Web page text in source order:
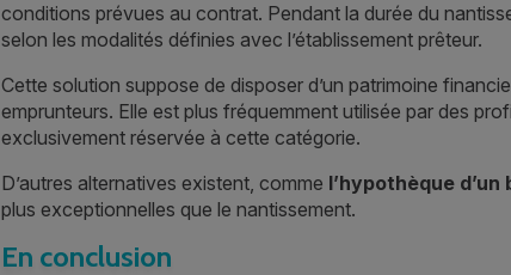
conditions prévues au contrat. Pendant la durée du
selon les modalités définies avec l’établissement prêteur.
Cette solution suppose de disposer d’un patrimoine
emprunteurs. Elle est plus fréquemment utilisée par des
exclusivement réservée à cette catégorie.
D’autres alternatives existent, comme l’hypothèque
plus exceptionnelles que le nantissement.
En conclusion